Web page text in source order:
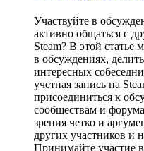
Участвуйте в
активно общаться с
Steam? В этой статье
в обсуждениях,
интересных
учетная запись на
присоединиться к
сообществам и
зрения четко и
других участников и
Принимайте участие